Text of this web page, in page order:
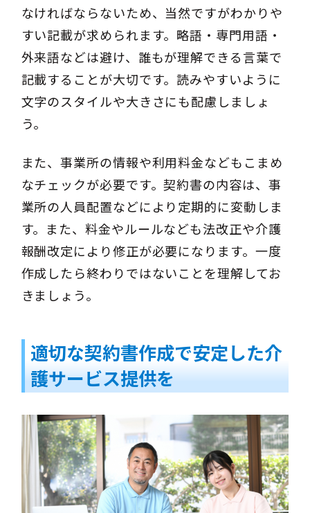
なければならないため、当然ですがわかりや
すい記載が求められます。略語・専門用語・
外来語などは避け、誰もが理解できる言葉で
記載することが大切です。読みやすいように
文字のスタイルや大きさにも配慮しましょ
う。
また、事業所の情報や利用料金などもこまめ
なチェックが必要です。契約書の内容は、事
業所の人員配置などにより定期的に変動しま
す。また、料金やルールなども法改正や介護
報酬改定により修正が必要になります。一度
作成したら終わりではないことを理解してお
きましょう。
適切な契約書作成で安定した介
護サービス提供を